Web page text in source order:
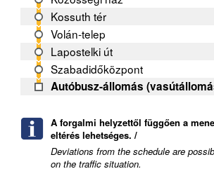
Kossuth tér
Volán-telep
Lapostelki út
Szabadidőközpont
Autóbusz-állomás
A forgalmi helyzettől függően a
eltérés lehetséges. /
Deviations from the schedule are
on the traffic situation.